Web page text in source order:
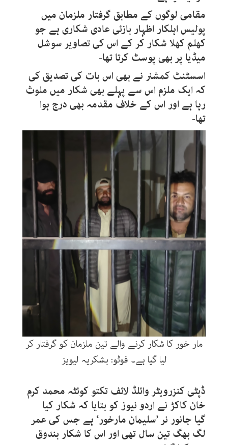
مقامی لوگوں کے مطابق گرفتار ملزمان میں
پولیس اہلکار اظہار بازئی عادی شکاری ہے جو
کھلم کھلا شکار کر کے اس کی تصاویر سوشل
میڈیا پر بھی پوسٹ کرتا تھا-
اسسٹنٹ کمشنر نے بھی اس بات کی تصدیق کی
کہ ایک ملزم اس سے پہلے بھی شکار میں ملوث
رہا ہے اور اس کے خلاف مقدمہ بھی درج ہوا
تھا-
مار خور کا شکار کرنے والے تین ملزمان کو گرفتار کر
لیا گیا ہے۔ فوٹو: بشکریہ لیویز
ڈپٹی کنزرویٹر وائلڈ لائف تکتو کوئٹہ محمد کرم
خان کاکڑ نے اردو نیوز کو بتایا کہ شکار کیا
گیا جانور نر ’سلیمان مارخور‘ ہے جس کی عمر
لگ بھگ تین سال تھی اور اس کا شکار بندوق